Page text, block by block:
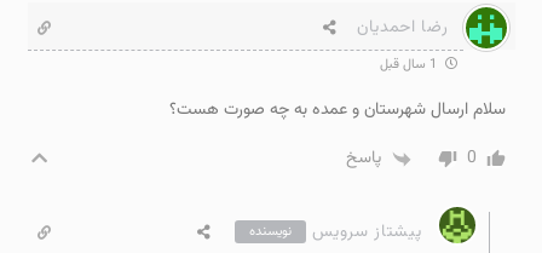
رضا احمدیان
سلام ارسال شهرستان و عمده به چه صورت هست؟
0
پاسخ
پیشتاز سرویس نویسنده